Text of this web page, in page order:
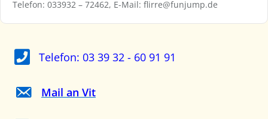
Telefon: 033932 – 72462, E-Mail: flirre@funjump.de
Telefon: 03 39 32 - 60 91 91
Mail an Vit